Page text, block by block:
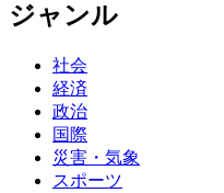
ジャンル
社会
経済
政治
国際
災害・気象
スポーツ